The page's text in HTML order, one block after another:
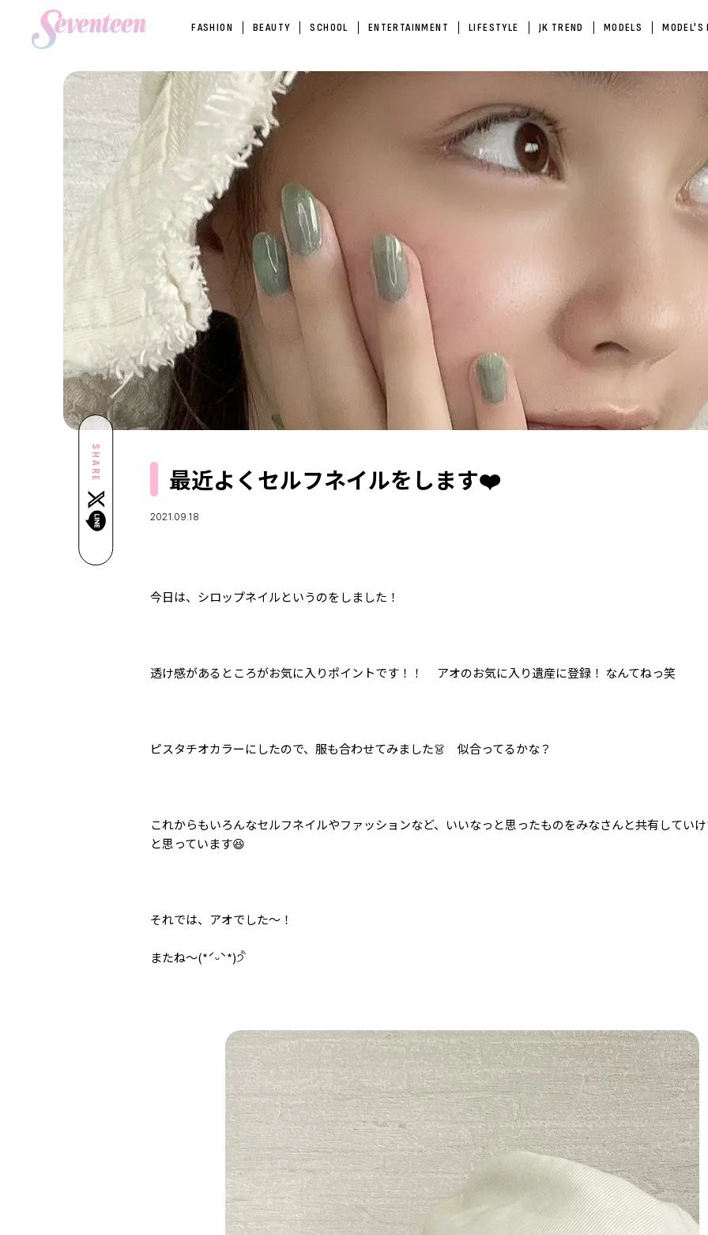
FASHION BEAUTY SCHOOL ENTERTAINMENT LIFESTYLE JK TREND MODELS MODEL'S
SHARE 最近よくセルフネイルをします❤️
2021.09.18
今日は、シロップネイルというのをしました！
透け感があるところがお気に入りポイントです！！ アオのお気に入り遺産に登録！ なんてねっ笑
ピスタチオカラーにしたので、服も合わせてみました👗 似合ってるかな？
これからもいろんなセルフネイルやファッションなど、いいなっと思ったものをみなさんと共有してい
と思っています😆
それでは、アオでした～！
またね～(*ˊᵕˋ*)੭ ੈ